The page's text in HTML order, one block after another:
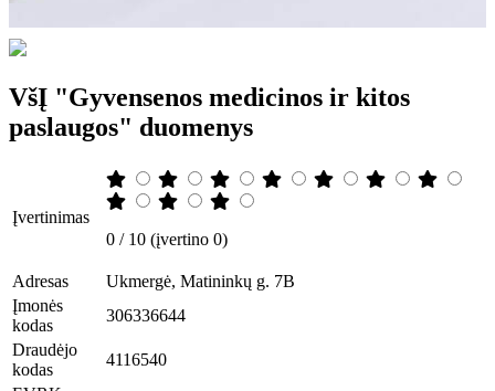
VšĮ "Gyvensenos medicinos ir kitos
paslaugos" duomenys
Įvertinimas
0 / 10 (įvertino 0)
Adresas
Ukmergė, Matininkų g. 7B
Įmonės
kodas
306336644
Draudėjo
kodas
4116540